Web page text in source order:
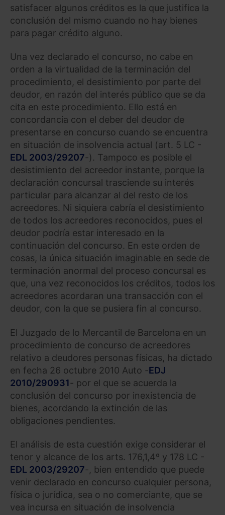
satisfacer algunos créditos es la que justifica la
conclusión del mismo cuando no hay bienes
para pagar crédito alguno.
Una vez declarado el concurso, no cabe en
orden a la virtualidad de la terminación del
procedimiento, el desistimiento por parte del
deudor, en razón del interés público que se da
cita en este procedimiento. Ello está en
concordancia con el deber del deudor de
presentarse en concurso cuando se encuentra
en situación de insolvencia actual (art. 5 LC -
EDL 2003/29207-). Tampoco es posible el
desistimiento del acreedor instante, porque la
declaración concursal trasciende su interés
particular para alcanzar al del resto de los
acreedores. Ni siquiera cabría el desistimiento
de todos los acreedores reconocidos, pues el
deudor podría estar interesado en la
continuación del concurso. En este orden de
cosas, la única situación imaginable en sede de
terminación anormal del proceso concursal es
que, una vez reconocidos los créditos, todos los
acreedores acordaran una transacción con el
deudor, con la que se pusiera fin al concurso.
El Juzgado de lo Mercantil de Barcelona en un
procedimiento de concurso de acreedores
relativo a deudores personas físicas, ha dictado
en fecha 26 octubre 2010 Auto -EDJ
2010/290931- por el que se acuerda la
conclusión del concurso por inexistencia de
bienes, acordando la extinción de las
obligaciones pendientes.
El análisis de esta cuestión exige considerar el
tenor y alcance de los arts. 176,1,4º y 178 LC -
EDL 2003/29207-, bien entendido que puede
venir declarado en concurso cualquier persona,
física o jurídica, sea o no comerciante, que se
vea incursa en situación de insolvencia